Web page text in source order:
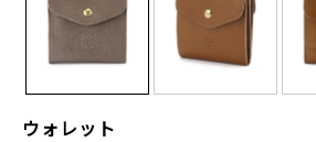
ウォレット